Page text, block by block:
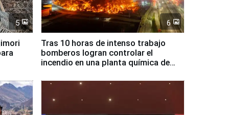
5 6
Tras 10 horas de intenso trabajo
bomberos logran controlar el
incendio en una planta química de